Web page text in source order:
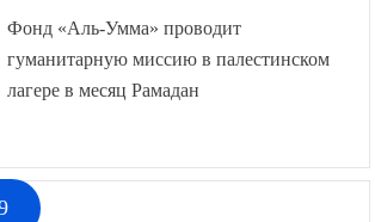
Фонд «Аль-Умма» проводит
гуманитарную миссию в палестинском
лагере в месяц Рамадан